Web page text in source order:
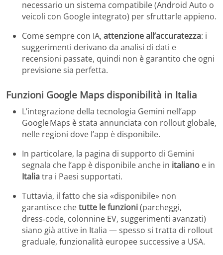
necessario un sistema compatibile (Android Auto o
veicoli con Google integrato) per sfruttarle appieno.
Come sempre con IA, attenzione all’accuratezza: i
suggerimenti derivano da analisi di dati e
recensioni passate, quindi non è garantito che ogni
previsione sia perfetta.
Funzioni Google Maps disponibilità in Italia
L’integrazione della tecnologia Gemini nell’app
Google Maps è stata annunciata con rollout globale,
nelle regioni dove l’app è disponibile.
In particolare, la pagina di supporto di Gemini
segnala che l’app è disponibile anche in italiano e in
Italiatra i Paesi supportati.
Tuttavia, il fatto che sia «disponibile» non
garantisce chetutte le funzioni(parcheggi,
dress‑code, colonnine EV, suggerimenti avanzati)
siano già attive in Italia — spesso si tratta di rollout
graduale, funzionalità europee successive a USA.